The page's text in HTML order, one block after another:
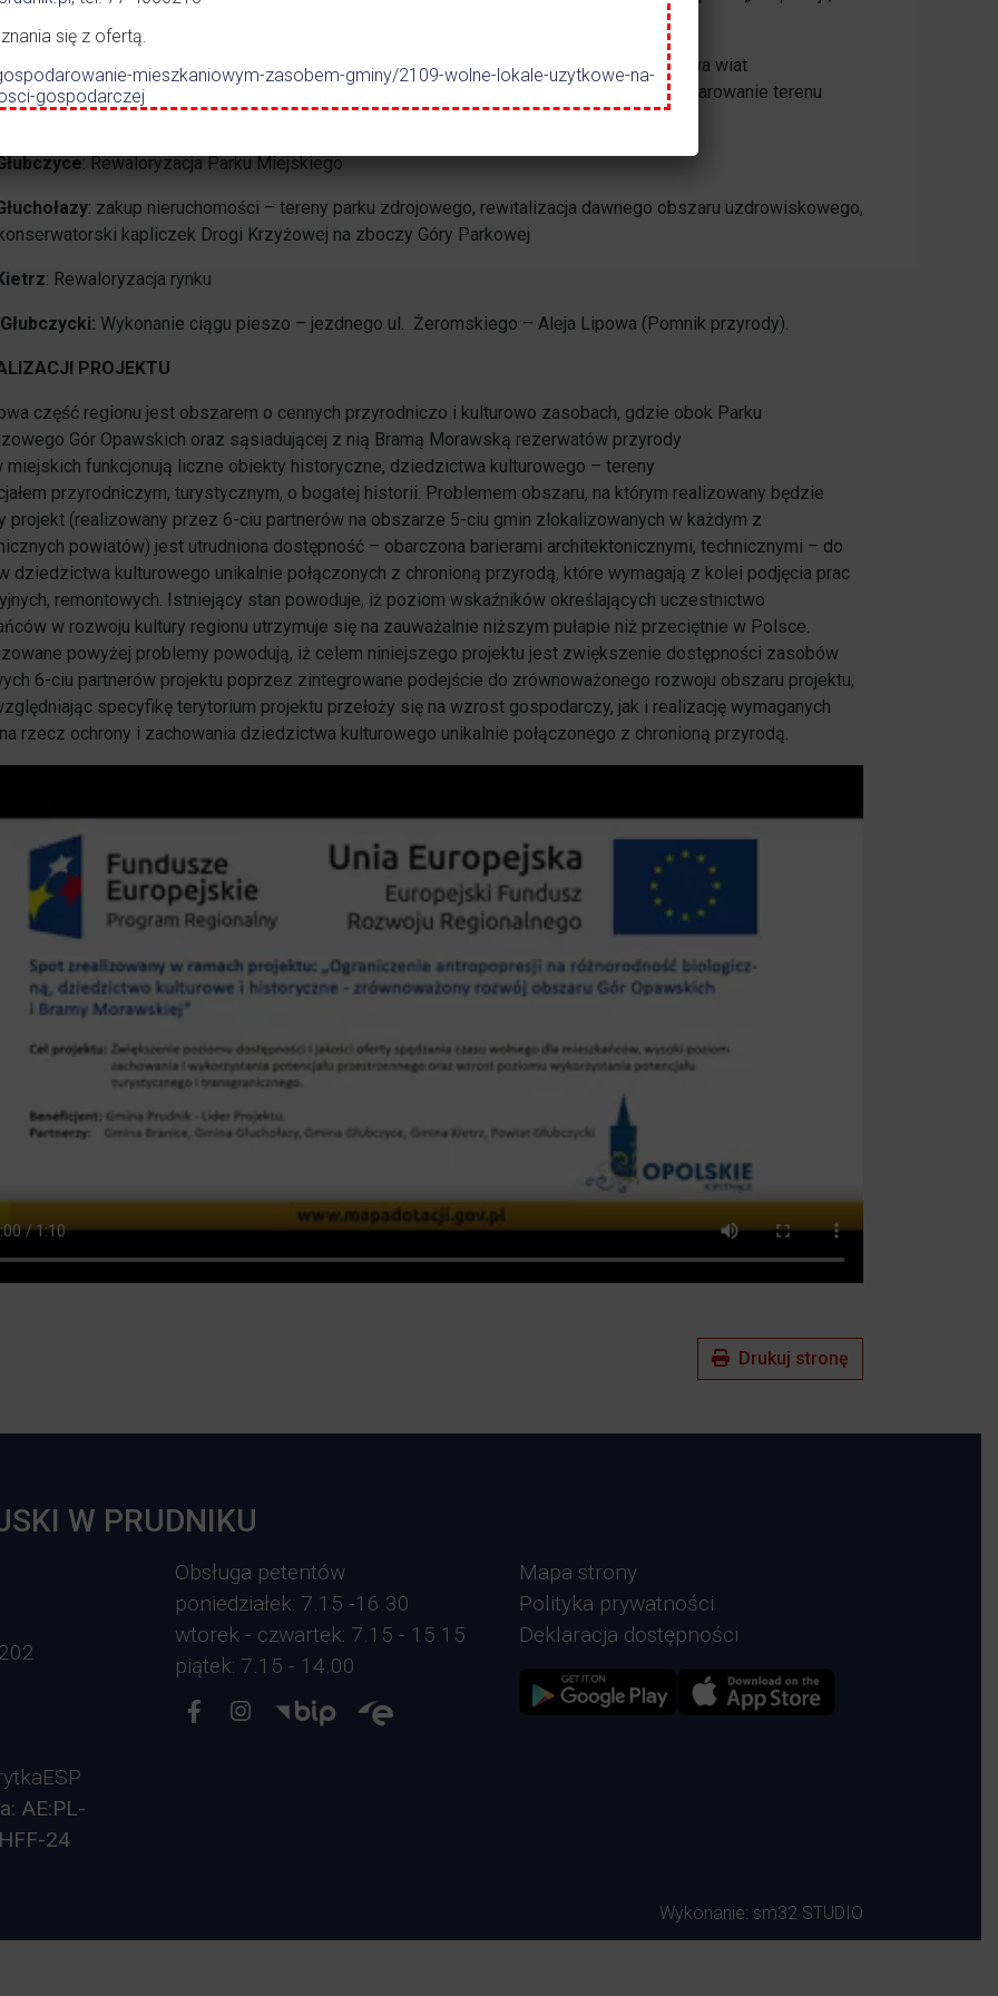
: Rewaloryzacja miejsc kultury – Dom Kultury z zagospodarowaniem terenu, budowa wiat
dla rowerzystów w miejscowościach: Włodzienin, Boboluszki, Branice, zagospodarowanie terenu
: Rewaloryzacja Parku Miejskiego
: zakup nieruchomości – tereny parku zdrojowego, rewitalizacja dawnego obszaru uzdrowiskowego,
konserwatorski kapliczek Drogi Krzyżowej na zboczy Góry Parkowej
: Rewaloryzacja rynku
Wykonanie ciągu pieszo – jezdnego ul. Żeromskiego – Aleja Lipowa (Pomnik przyrody).
PROJEKTU
część regionu jest obszarem o cennych przyrodniczo i kulturowo zasobach, gdzie obok Parku
Gór Opawskich oraz sąsiadującej z nią Bramą Morawską rezerwatów przyrody
miejskich funkcjonują liczne obiekty historyczne, dziedzictwa kulturowego – tereny
przyrodniczym, turystycznym, o bogatej historii. Problemem obszaru, na którym realizowany będzie
projekt (realizowany przez 6-ciu partnerów na obszarze 5-ciu gmin zlokalizowanych w każdym z
powiatów) jest utrudniona dostępność – obarczona barierami architektonicznymi, technicznymi – do
dziedzictwa kulturowego unikalnie połączonych z chronioną przyrodą, które wymagają z kolei podjęcia prac
remontowych. Istniejący stan powoduje, iż poziom wskaźników określających uczestnictwo
w rozwoju kultury regionu utrzymuje się na zauważalnie niższym pułapie niż przeciętnie w Polsce.
powyżej problemy powodują, iż celem niniejszego projektu jest zwiększenie dostępności zasobów
6-ciu partnerów projektu poprzez zintegrowane podejście do zrównoważonego rozwoju obszaru projektu,
specyfikę terytorium projektu przełoży się na wzrost gospodarczy, jak i realizację wymaganych
na rzecz ochrony i zachowania dziedzictwa kulturowego unikalnie połączonego z chronioną przyrodą.
Drukuj stronę
W PRUDNIKU
AE:PL-
24
Obsługa petentów
poniedziałek: 7.15 -16.30
wtorek - czwartek: 7.15 - 15.15
piątek: 7.15 - 14.00
Mapa strony
Polityka prywatności
Deklaracja dostępności
Wykonanie: sm32 STUDIO
się z ofertą.
mieszkaniowym-zasobem-gminy/2109-wolne-lokale-uzytkowe-na-
gospodarczej